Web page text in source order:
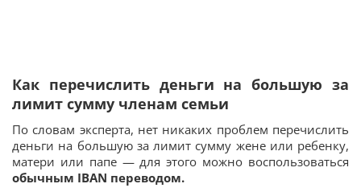
Как перечислить деньги на большую за
лимит сумму членам семьи
По словам эксперта, нет никаких проблем перечислить
деньги на большую за лимит сумму жене или ребенку,
матери или папе — для этого можно воспользоваться
обычным IBAN переводом.